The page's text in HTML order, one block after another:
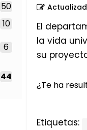
50
10
6
44
El
la vida
su
¿Te ha
Etiquetas: